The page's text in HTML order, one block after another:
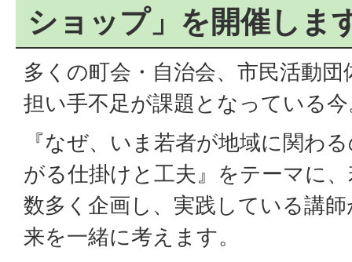
ショップ」を開催しま
多くの町会・自治会、市民活動
担い手不足が課題となっている
『なぜ、いま若者が地域に関わ
がる仕掛けと工夫』をテーマに
数多く企画し、実践している講
来を一緒に考えます。